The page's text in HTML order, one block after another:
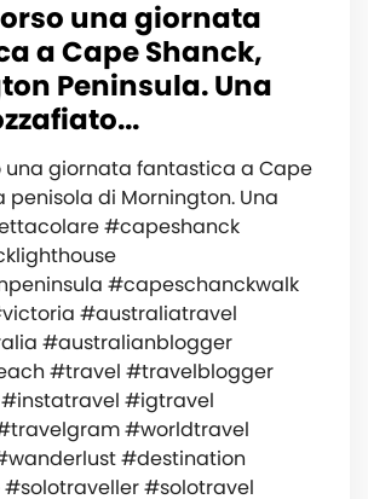
una giornata
a Cape Shanck,
Peninsula. Una
una giornata fantastica a Cape
penisola di Mornington. Una
#capeshanck
#capeschanckwalk
#australiatravel
#australianblogger
#travel #travelblogger
#igtravel
#worldtravel
#destination
#solotravel